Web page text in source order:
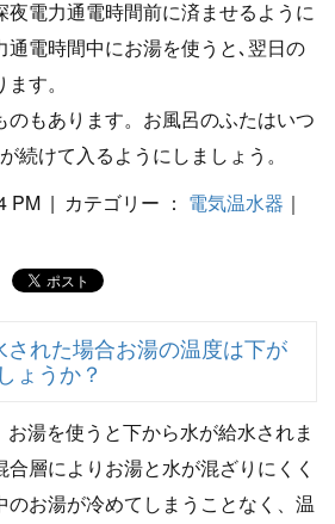
夜電力通電時間前に済ませるように
通電時間中にお湯を使うと､翌日の
す。
のもあります。お風呂のふたはいつ
続けて入るようにしましょう。
| カテゴリー ： 電気温水器 ｜
れた場合お湯の温度は下が
ょうか？
湯を使うと下から水が給水されま
層によりお湯と水が混ざりにくく
のお湯が冷めてしまうことなく、温